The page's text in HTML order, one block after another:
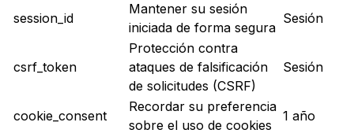
session_id
Mantener su sesión
iniciada de forma segura
Sesión
csrf_token
Protección contra
ataques de falsificación
de solicitudes (CSRF)
Sesión
cookie_consent
Recordar su preferencia
sobre el uso de cookies
1 año